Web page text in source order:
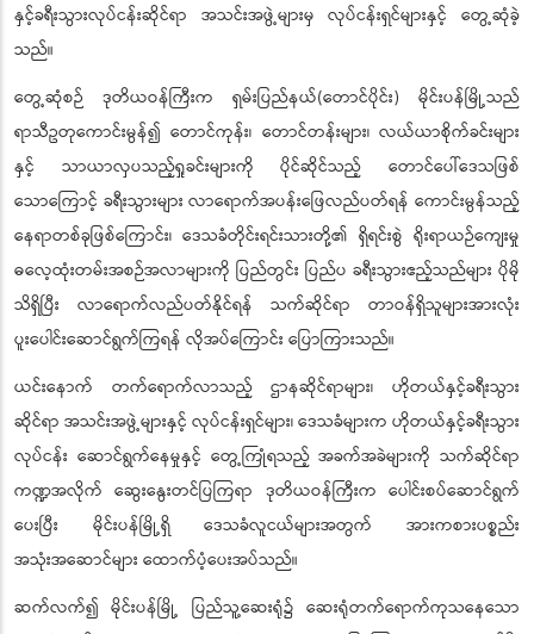
နှင့်ခရီးသွားလုပ်ငန်းဆိုင်ရာ အသင်းအဖွဲ့များမှ လုပ်ငန်းရှင်များနှင့် တွေ့ဆုံခဲ့
သည်။
တွေ့ဆုံစဉ် ဒုတိယဝန်ကြီးက ရှမ်းပြည်နယ်(တောင်ပိုင်း) မိုင်းပန်မြို့သည်
ရာသီဥတုကောင်းမွန်၍ တောင်ကုန်း၊ တောင်တန်းများ၊ လယ်ယာစိုက်ခင်းများ
နှင့် သာယာလှပသည့်ရှုခင်းများကို ပိုင်ဆိုင်သည့် တောင်ပေါ်ဒေသဖြစ်
သောကြောင့် ခရီးသွားများ လာရောက်အပန်းဖြေလည်ပတ်ရန် ကောင်းမွန်သည့်
နေရာတစ်ခုဖြစ်ကြောင်း၊ ဒေသခံတိုင်းရင်းသားတို့၏ ရှိရင်းစွဲ ရိုးရာယဉ်ကျေးမှု
ဓလေ့ထုံးတမ်းအစဉ်အလာများကို ပြည်တွင်း ပြည်ပ ခရီးသွားဧည့်သည်များ ပိုမို
သိရှိပြီး လာရောက်လည်ပတ်နိုင်ရန် သက်ဆိုင်ရာ တာဝန်ရှိသူများအားလုံး
ပူးပေါင်းဆောင်ရွက်ကြရန် လိုအပ်ကြောင်း ပြောကြားသည်။
ယင်းနောက် တက်ရောက်လာသည့် ဌာနဆိုင်ရာများ၊ ဟိုတယ်နှင့်ခရီးသွား
ဆိုင်ရာ အသင်းအဖွဲ့များနှင့် လုပ်ငန်းရှင်များ၊ ဒေသခံများက ဟိုတယ်နှင့်ခရီးသွား
လုပ်ငန်း ဆောင်ရွက်နေမှုနှင့် တွေ့ကြုံရသည့် အခက်အခဲများကို သက်ဆိုင်ရာ
ကဏ္ဍအလိုက် ဆွေးနွေးတင်ပြကြရာ ဒုတိယဝန်ကြီးက ပေါင်းစပ်ဆောင်ရွက်
ပေးပြီး မိုင်းပန်မြို့ရှိ ဒေသခံလူငယ်များအတွက် အားကစားပစ္စည်း
အသုံးအဆောင်များ ထောက်ပံ့ပေးအပ်သည်။
ဆက်လက်၍ မိုင်းပန်မြို့ ပြည်သူ့ဆေးရုံ၌ ဆေးရုံတက်ရောက်ကုသနေသော